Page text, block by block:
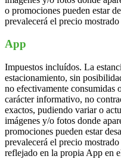
o promociones pueden estar
prevalecerá el precio
App
Impuestos incluídos. La
estacionamiento, sin
no efectivamente consumidas
carácter informativo, no
exactos, pudiendo variar o
imágenes y/o fotos donde
promociones pueden estar
prevalecerá el precio
reflejado en la propia App en